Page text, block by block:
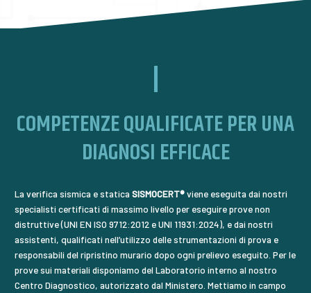
COMPETENZE QUALIFICATE PER UNA
DIAGNOSI EFFICACE
La verifica sismica e statica SISMOCERT®viene eseguita dai nostri
specialisti certificati di massimo livello per eseguire prove non
distruttive (UNI EN ISO 9712:2012 e UNI 11931:2024), e dai nostri
assistenti, qualificati nell’utilizzo delle strumentazioni di prova e
responsabili del ripristino murario dopo ogni prelievo eseguito. Per le
prove sui materiali disponiamo del Laboratorio interno al nostro
Centro Diagnostico, autorizzato dal Ministero. Mettiamo in campo